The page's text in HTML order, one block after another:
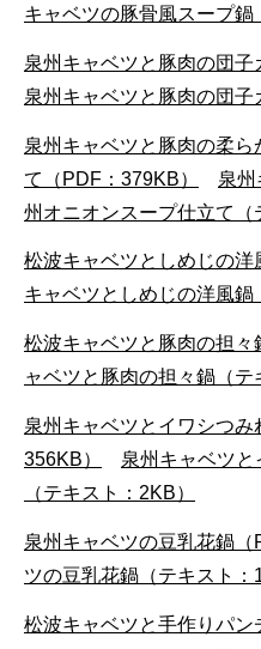
キャベツの豚骨風スープ鍋
泉州キャベツと豚肉の団子
泉州キャベツと豚肉の団子
泉州キャベツと豚肉の柔
て（PDF：379KB）
泉州
州オニオンスープ仕立て（
松波キャベツとしめじの洋
キャベツとしめじの洋風鍋
松波キャベツと豚肉の担々
ャベツと豚肉の担々鍋（テ
泉州キャベツとイワシつみ
356KB）
泉州キャベツ
（テキスト：2KB）
泉州キャベツの豆乳花鍋（
ツの豆乳花鍋（テキスト：
松波キャベツと手作りパ